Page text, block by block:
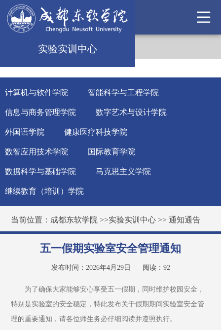
实验实训中心
计算机与软件学院 智能科学与工程学院
信息与商务管理学院 数字艺术与设计学院
外国语学院 健康医疗科技学院
数智应用技术学院 国际教育学院
数据科学与基础学院 马克思主义学院
继续教育（培训）学院
当前位置： 成都东软学院 >>实验实训中心 >>通知通告
五一假期实验室安全管理通知
发布时间：2026年4月29日 阅读： 92
为了确保大家能够安心享受五一假期，同时维护校园安全，
特别是实验室的安全稳定，特此发布关于假期期间实验室安全管
理的重要通知，请各位师生务必仔细阅读并遵照执行。